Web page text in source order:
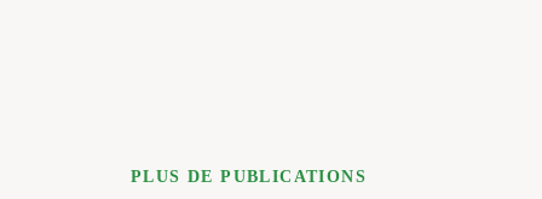
PLUS DE PUBLICATIONS